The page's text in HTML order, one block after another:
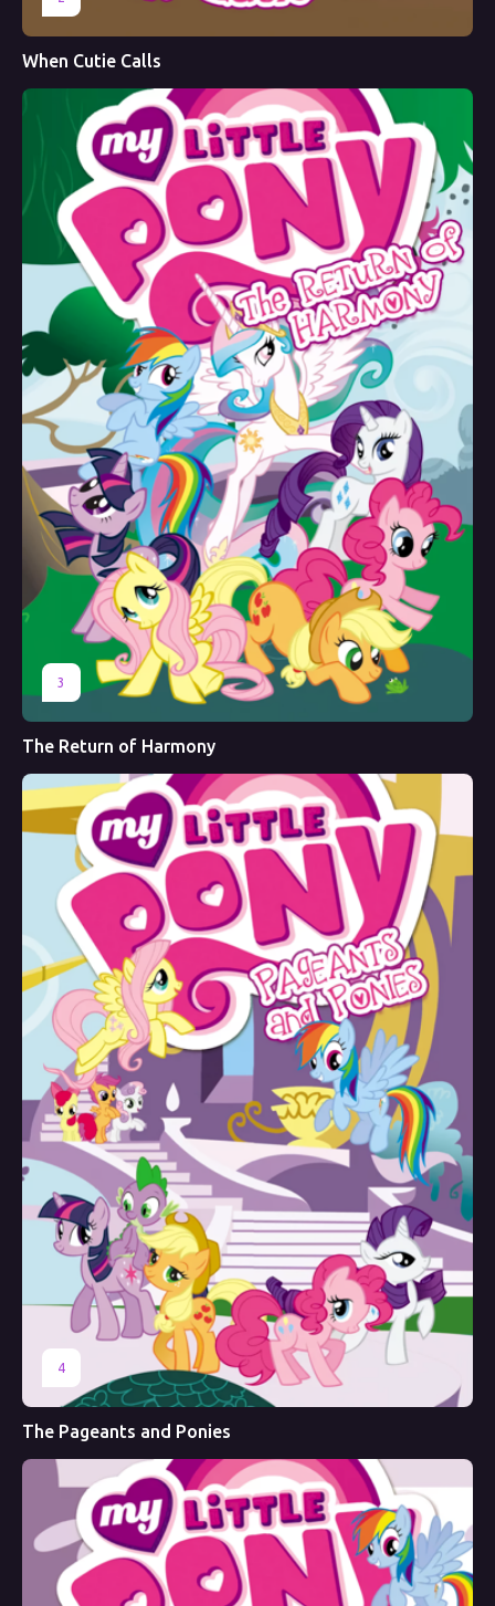
When Cutie Calls
3
The Return of Harmony
4
The Pageants and Ponies